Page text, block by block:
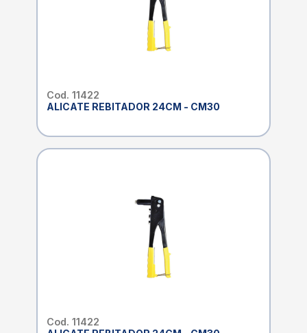
Cod. 11422
ALICATE REBITADOR 24CM - CM30
Cod. 11422